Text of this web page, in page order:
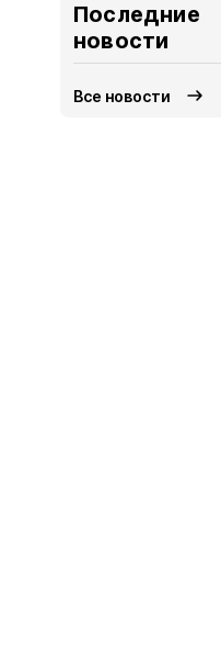
Последние
новости
Все новости